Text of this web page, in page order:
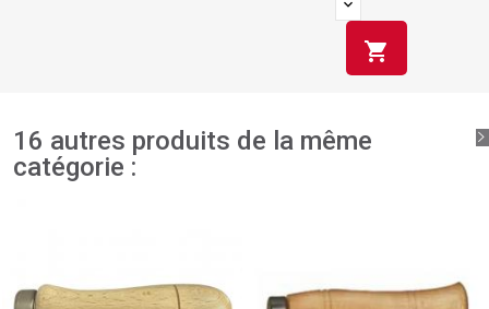
shopping_cart
16 autres produits de la même
catégorie :